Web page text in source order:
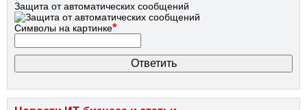
Защита от автоматических сообщений
Символы на картинке*